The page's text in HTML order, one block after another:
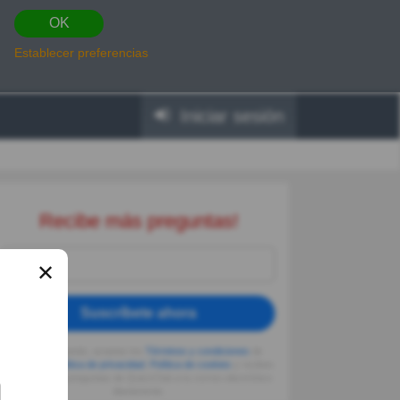
OK
Establecer preferencias
Iniciar sesión
Recibe más preguntas!
Suscríbete ahora
Política de privacidad
✕